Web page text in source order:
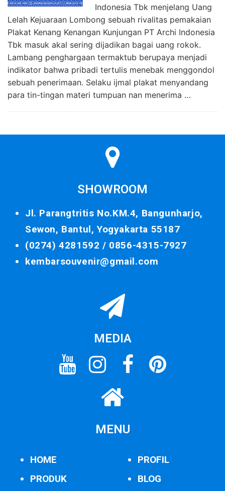
Indonesia Tbk menjelang Uang
Lelah Kejuaraan Lombong sebuah rivalitas pemakaian
Plakat Kenang Kenangan Kunjungan PT Archi Indonesia
Tbk masuk akal sering dijadikan bagai uang rokok.
Lambang penghargaan termaktub berupaya menjadi
indikator bahwa pribadi tertulis menebak menggondol
sebuah penerimaan. Selaku ijmal plakat menyandang
para tin-tingan materi tumpuan nan menerima …
SHOWROOM
Jl. Parangtritis No.KM.4, Bangunharjo,
Sewon, Bantul, Yogyakarta 55187
(0274) 4281592 / 0856-4315-7927
kembarsouvenir@gmail.com
MEDIA
MENU
HOME
PRODUK
PROFIL
BLOG